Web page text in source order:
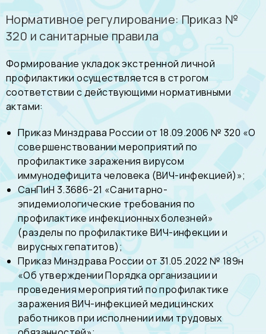
Нормативное регулирование: Приказ №
320 и санитарные правила
Формирование укладок экстренной личной
профилактики осуществляется в строгом
соответствии с действующими нормативными
актами:
Приказ Минздрава России от 18.09.2006 № 320 «О
совершенствовании мероприятий по
профилактике заражения вирусом
иммунодефицита человека (ВИЧ-инфекцией)»;
СанПиН 3.3686-21 «Санитарно-
эпидемиологические требования по
профилактике инфекционных болезней»
(разделы по профилактике ВИЧ-инфекции и
вирусных гепатитов);
Приказ Минздрава России от 31.05.2022 № 189н
«Об утверждении Порядка организации и
проведения мероприятий по профилактике
заражения ВИЧ-инфекцией медицинских
работников при исполнении ими трудовых